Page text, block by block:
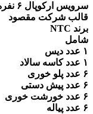
سرویس ارکوپال ۶ نفره ۲۶ پارچه
قالب شرکت مقصود
برند NTC
شامل
۱ عدد دیس
۱ عدد کاسه سالاد
۶ عدد پلو خوری
۶ عدد پیش دستی
۶ عدد خورشت خوری
۶ عدد پیاله